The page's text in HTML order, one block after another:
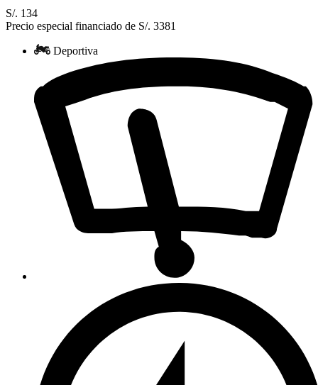
S/. 134
Precio especial financiado de S/. 3381
Deportiva